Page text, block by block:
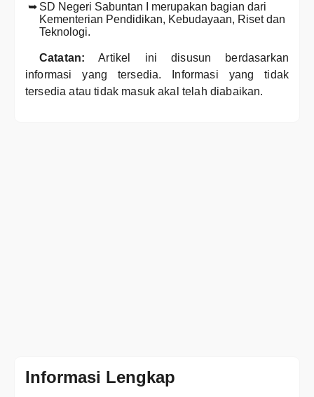
SD Negeri Sabuntan I merupakan bagian dari
Kementerian Pendidikan, Kebudayaan, Riset dan
Teknologi.
Catatan: Artikel ini disusun berdasarkan
informasi yang tersedia. Informasi yang tidak
tersedia atau tidak masuk akal telah diabaikan.
Informasi Lengkap